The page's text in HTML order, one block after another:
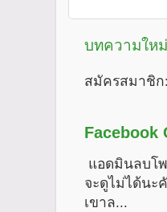
บทความให
สมัครสมาชิก:
Facebook
แอดมินลบโ
จะดูไม่ได้นะ
เขาล...